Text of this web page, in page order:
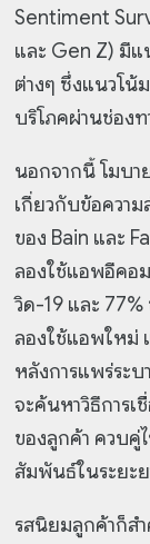
Sentiment
และ Gen Z) มีแ
ต่างๆ ซึ่งแนวโน้
บริโภคผ่านช่องท
นอกจากนี้ โมบา
เกี่ยวกับข้อควา
ของ Bain และ
ลองใช้แอพอีคอ
วิด-19 และ
ลองใช้แอพใหม่
หลังการแพร่ระ
จะค้นหาวิธีการเ
ของลูกค้า ควบคู่
สัมพันธ์ในระยะย
รสนิยมลูกค้าก็ส